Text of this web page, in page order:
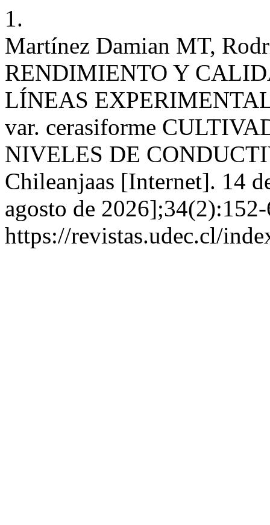
1.
Martínez Damian MT,
RENDIMIENTO Y
LÍNEAS
var. cerasiforme
NIVELES DE
Chileanjaas [Internet]. 14
agosto de
https://revistas.udec.cl/